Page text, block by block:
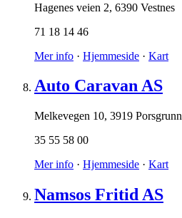
Hagenes veien 2, 6390 Vestnes
71 18 14 46
Mer info · Hjemmeside · Kart
Auto Caravan AS
Melkevegen 10, 3919 Porsgrunn
35 55 58 00
Mer info · Hjemmeside · Kart
Namsos Fritid AS